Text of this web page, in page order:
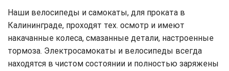
Наши велосипеды и самокаты, для проката в
Калининграде, проходят тех. осмотр и имеют
накачанные колеса, смазанные детали, настроенные
тормоза. Электросамокаты и велосипеды всегда
находятся в чистом состоянии и полностью заряжены